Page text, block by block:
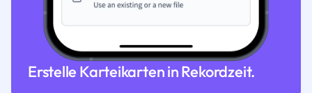
Erstelle Karteikarten in Rekordzeit.